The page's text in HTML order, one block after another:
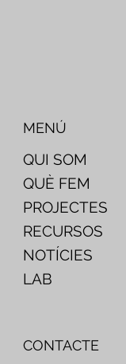
QUI SOM
QUÈ FEM
PROJECTES
RECURSOS
NOTÍCIES
LAB
MENÚ
CONTACTE